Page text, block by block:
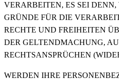
VERARBEITEN, ES SEI
GRÜNDE FÜR DIE
RECHTE UND FREIHEITEN
DER GELTENDMACHUNG,
RECHTSANSPRÜCHEN
WERDEN IHRE